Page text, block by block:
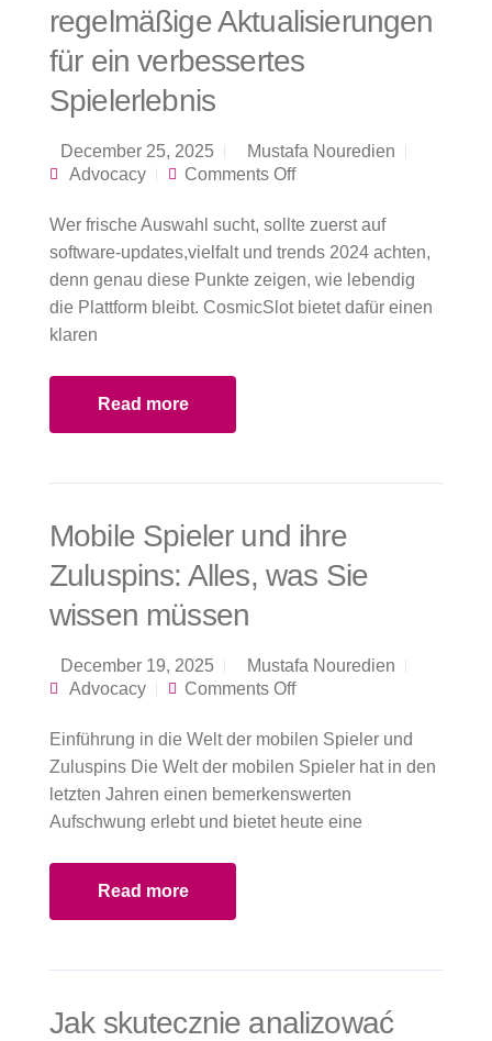
regelmäßige Aktualisierungen
für ein verbessertes
Spielerlebnis
December 25, 2025
Mustafa Nouredien
Advocacy
Comments Offon CosmicSlot
Aktualisierungen für
ein verbessertes
Spielerlebnis
Wer frische Auswahl sucht, sollte zuerst auf
software-updates,vielfalt und trends 2024 achten,
denn genau diese Punkte zeigen, wie lebendig
die Plattform bleibt. CosmicSlot bietet dafür einen
klaren
Read more
Mobile Spieler und ihre
Zuluspins: Alles, was Sie
wissen müssen
December 19, 2025
Mustafa Nouredien
Advocacy
Comments Offon Mobile Spieler
wissen müssen
Einführung in die Welt der mobilen Spieler und
Zuluspins Die Welt der mobilen Spieler hat in den
letzten Jahren einen bemerkenswerten
Aufschwung erlebt und bietet heute eine
Read more
Jak skutecznie analizować